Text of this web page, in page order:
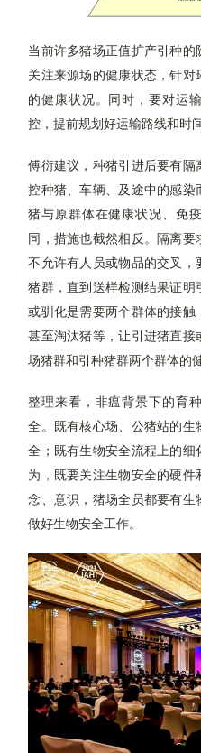
当前许多猪场正值扩产引种
关注来源场的健康状态，针
的健康状况。同时，要对运
控，提前规划好运输路线和时间
傅衍建议，种猪引进后要有
控种猪、车辆、及途中的感
猪与原群体在健康状况、免
同，措施也截然相反。隔离要
不允许有人员或物品的交叉
猪群，直到送样检测结果证
或驯化是需要两个群体的接触
甚至淘汰猪等，让引进猪直接
场猪群和引种猪群两个群体的
整理来看，非瘟背景下的育
全。既有核心场、公猪站的
全；既有生物安全流程上的细
为，既要关注生物安全的硬
念、意识，猪场全员都要有
做好生物安全工作。